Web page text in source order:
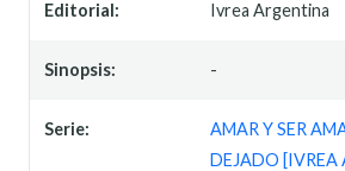
Editorial: Ivrea Argentina
Sinopsis: -
Serie:
AMAR Y SER
DEJADO [IVREA